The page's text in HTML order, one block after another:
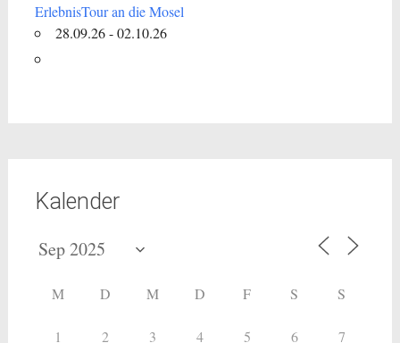
ErlebnisTour an die Mosel
28.09.26 - 02.10.26
Kalender
M D M D F S S
1 2 3 4 5 6 7